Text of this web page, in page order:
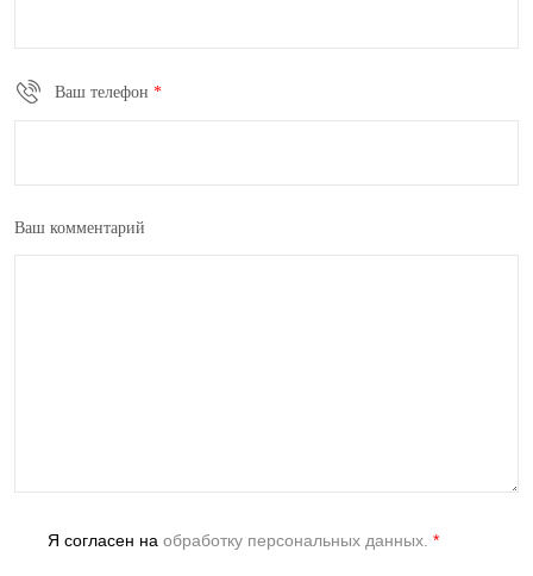
Ваш телефон *
Ваш комментарий
Я согласен на обработку персональных данных. *